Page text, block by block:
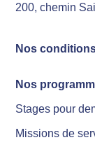
200, chemin
Nos
Nos
Stages pour
Missions de